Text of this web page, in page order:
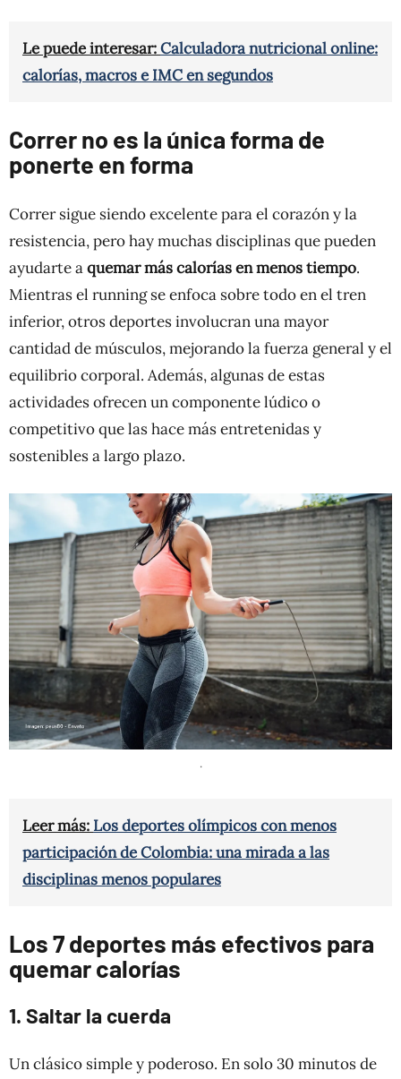
Le puede interesar:Calculadora nutricional online:
calorías, macros e IMC en segundos
Correr no es la única forma de
ponerte en forma
Correr sigue siendo excelente para el corazón y la
resistencia, pero hay muchas disciplinas que pueden
ayudarte aquemar más calorías en menos tiempo.
Mientras el running se enfoca sobre todo en el tren
inferior, otros deportes involucran una mayor
cantidad de músculos, mejorando la fuerza general y el
equilibrio corporal. Además, algunas de estas
actividades ofrecen un componente lúdico o
competitivo que las hace más entretenidas y
sostenibles a largo plazo.
.
Leer más: Los deportes olímpicos con menos
participación de Colombia: una mirada a las
disciplinas menos populares
Los 7 deportes más efectivos para
quemar calorías
1. Saltar la cuerda
Un clásico simple y poderoso. En solo 30 minutos de